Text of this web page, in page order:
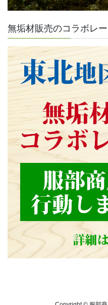
無垢材販売のコラボレ